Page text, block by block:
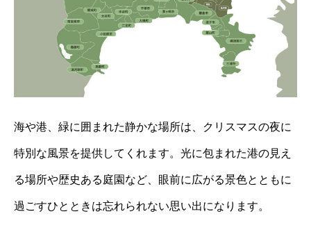
海や港、緑に囲まれた静かな場所は、クリスマスの夜に
特別な風景を提供してくれます。光に包まれた港の見え
る場所や歴史ある庭園など、眼前に広がる景色とともに
過ごすひとときは忘れられない思い出になります。